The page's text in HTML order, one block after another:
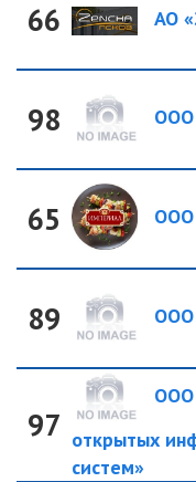
66 АО
98 ООО
65 ООО
89 ООО
97
ООО
открытых
систем»